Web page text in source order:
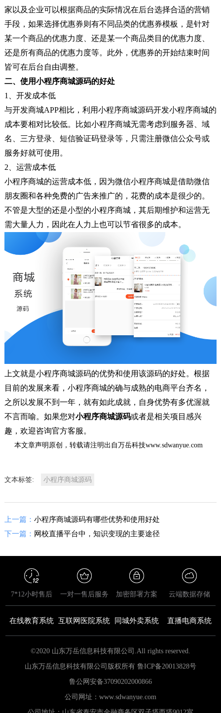
家以及企业可以根据商品的实际情况在后台选择合适的营销
手段，如果选择优惠券则有不同品类的优惠券模板，是针对
某一个商品的优惠力度、还是某一个商品类目的优惠力度、
还是所有商品的优惠力度等。此外，优惠券的开始结束时间
皆可在后台自由调整。
二、使用小程序商城源码的好处
1、开发成本低
与开发商城APP相比，利用小程序商城源码开发小程序商城的
成本要相对比较低。比如小程序商城无需考虑到服务器、域
名、三方登录、短信验证码登录等，只需注册微信公众号或
服务好就可使用。
2、运营成本低
小程序商城的运营成本低，因为微信小程序商城是借助微信
朋友圈和各种免费的广告来推广的，花费的成本是很少的。
不管是大型的还是小型的小程序商城，其后期维护和运营无
需大量人力，因此在人力上也可以节省很多的成本。
上文就是小程序商城源码的优势和使用该源码的好处。根据
目前的发展来看，小程序商城的确与成熟的电商平台齐名，
之所以发展不到一年，就有如此成就，自身优势有多优渥就
不言而喻。如果您对小程序商城源码或者是相关项目感兴
趣，欢迎咨询官方客服。
本文章声明原创，转载请注明出自万岳科技www.sdwanyue.com
文本标签: 小程序商城源码
上一篇： 小程序商城源码有哪些优势和使用好处
下一篇： 网校直播平台中，知识变现的主要途径
7*12小时售后 一对一售后服务 加密部署方案 云端数据存储
在线教育系统 互联网医院系统 同城外卖系统 直播电商系统
©2020 山东万岳信息科技有限公司.All rights reserved.
山东万岳信息科技有限公司版权所有 鲁ICP备20013828号
鲁公网安备37090202000866
公司网址：www.sdwanyue.com